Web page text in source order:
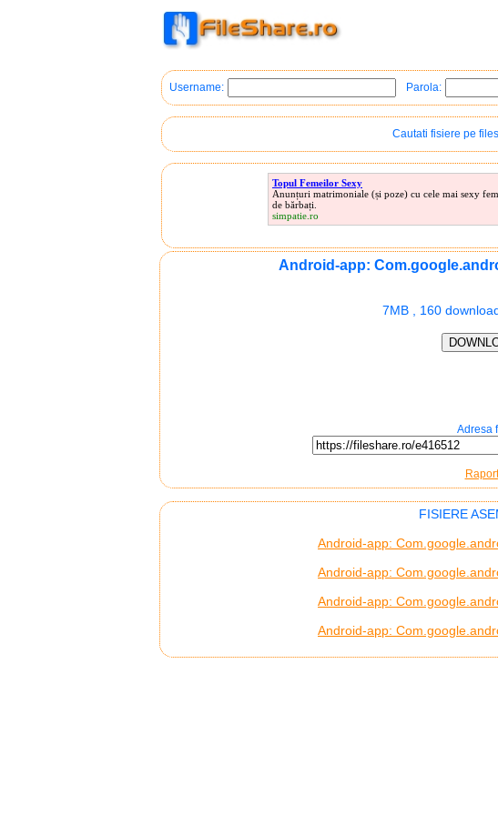
Username: Parola:
Cautati fisiere pe
Topul Femeilor Sexy
Anunțuri matrimoniale (și poze) cu cele mai sexy
de bărbați.
simpatie.ro
Android-app:
7MB , 160
Adresa
FISIERE
Android-app:
Android-app:
Android-app:
Android-app: